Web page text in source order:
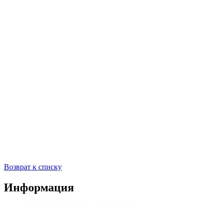
Возврат к списку
Информация